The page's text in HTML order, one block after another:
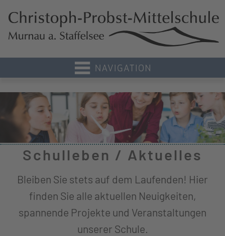
Schulleben / Aktuelles
Bleiben Sie stets auf dem Laufenden! Hier
finden Sie alle aktuellen Neuigkeiten,
spannende Projekte und Veranstaltungen
unserer Schule.